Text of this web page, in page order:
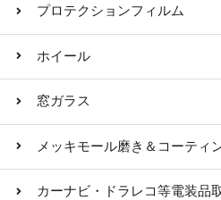
プロテクションフィルム
ホイール
窓ガラス
メッキモール磨き＆コーティ
カーナビ・ドラレコ等電装品